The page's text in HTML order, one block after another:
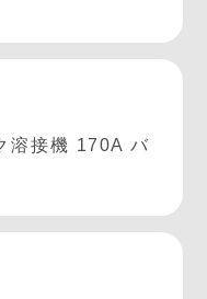
接機 170A バ